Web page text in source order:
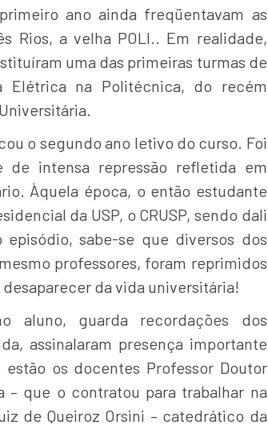
ano ainda freqüentavam as
Rios, a velha POLI.. Em realidade,
uma das primeiras turmas de
Elétrica na Politécnica, do recém
o segundo ano letivo do curso. Foi
de intensa repressão refletida em
Àquela época, o então estudante
da USP, o CRUSP, sendo dali
sabe-se que diversos dos
professores, foram reprimidos
da vida universitária!
aluno, guarda recordações dos
assinalaram presença importante
os docentes Professor Doutor
– que o contratou para trabalhar na
de Queiroz Orsini – catedrático da